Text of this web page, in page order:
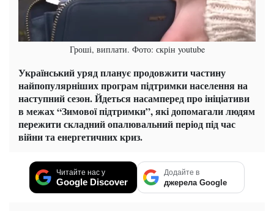
Гроші, виплати. Фото: скрін youtube
Український уряд планує продовжити частину
найпопулярніших програм підтримки населення на
наступний сезон. Йдеться насамперед про ініціативи
в межах “Зимової підтримки”, які допомагали людям
пережити складний опалювальний період під час
війни та енергетичних криз.
Читайте нас у
Google Discover
Додайте в
джерела Google